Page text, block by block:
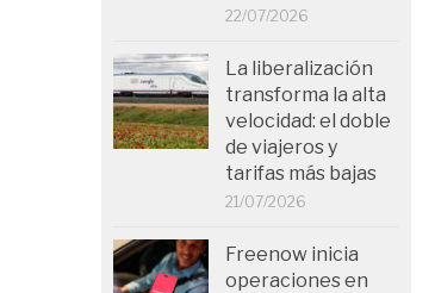
22/07/2026
La liberalización
transforma la alta
velocidad: el doble
de viajeros y
tarifas más bajas
21/07/2026
Freenow inicia
operaciones en